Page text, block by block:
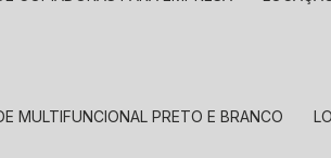
MULTIFUNCIONAL PRETO E BRANCO